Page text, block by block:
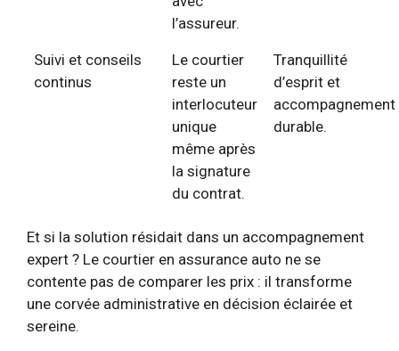
l’assureur.
Suivi et conseils
continus
Le courtier
reste un
interlocuteur
unique
même après
la signature
du contrat.
Tranquillité
d’esprit et
accompagnement
durable.
Et si la solution résidait dans un accompagnement
expert ? Le courtier en assurance auto ne se
contente pas de comparer les prix : il transforme
une corvée administrative en décision éclairée et
sereine.